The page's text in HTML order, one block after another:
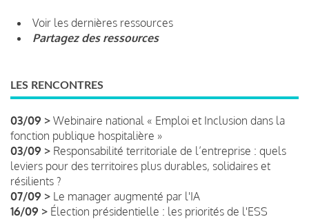
Voir les dernières ressources
Partagez des ressources
LES RENCONTRES
03/09 > Webinaire national « Emploi et Inclusion dans la
fonction publique hospitalière »
03/09 > Responsabilité territoriale de l’entreprise : quels
leviers pour des territoires plus durables, solidaires et
résilients ?
07/09 > Le manager augmenté par l'IA
16/09 > Élection présidentielle : les priorités de l'ESS